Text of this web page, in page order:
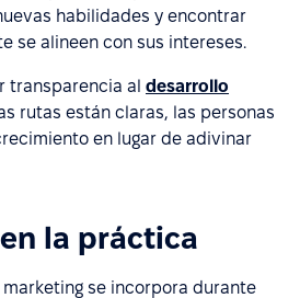
habilidades y encontrar
se alineen con sus intereses.
transparencia al desarrollo
rutas están claras, las personas
en lugar de adivinar
la práctica
se incorpora durante